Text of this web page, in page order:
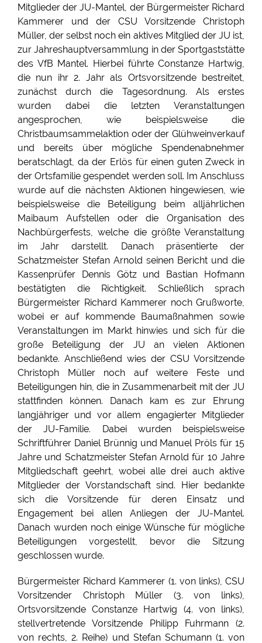
Mitglieder der JU-Mantel, der Bürgermeister Richard
Kammerer und der CSU Vorsitzende Christoph
Müller, der selbst noch ein aktives Mitglied der JU ist,
zur Jahreshauptversammlung in der Sportgaststätte
des VfB Mantel. Hierbei führte Constanze Hartwig,
die nun ihr 2. Jahr als Ortsvorsitzende bestreitet,
zunächst durch die Tagesordnung. Als erstes
wurden dabei die letzten Veranstaltungen
angesprochen, wie beispielsweise die
Christbaumsammelaktion oder der Glühweinverkauf
und bereits über mögliche Spendenabnehmer
beratschlagt, da der Erlös für einen guten Zweck in
der Ortsfamilie gespendet werden soll. Im Anschluss
wurde auf die nächsten Aktionen hingewiesen, wie
beispielsweise die Beteiligung beim alljährlichen
Maibaum Aufstellen oder die Organisation des
Nachbürgerfests, welche die größte Veranstaltung
im Jahr darstellt. Danach präsentierte der
Schatzmeister Stefan Arnold seinen Bericht und die
Kassenprüfer Dennis Götz und Bastian Hofmann
bestätigten die Richtigkeit. Schließlich sprach
Bürgermeister Richard Kammerer noch Grußworte,
wobei er auf kommende Baumaßnahmen sowie
Veranstaltungen im Markt hinwies und sich für die
große Beteiligung der JU an vielen Aktionen
bedankte. Anschließend wies der CSU Vorsitzende
Christoph Müller noch auf weitere Feste und
Beteiligungen hin, die in Zusammenarbeit mit der JU
stattfinden können. Danach kam es zur Ehrung
langjähriger und vor allem engagierter Mitglieder
der JU-Familie. Dabei wurden beispielsweise
Schriftführer Daniel Brünnig und Manuel Pröls für 15
Jahre und Schatzmeister Stefan Arnold für 10 Jahre
Mitgliedschaft geehrt, wobei alle drei auch aktive
Mitglieder der Vorstandschaft sind. Hier bedankte
sich die Vorsitzende für deren Einsatz und
Engagement bei allen Anliegen der JU-Mantel.
Danach wurden noch einige Wünsche für mögliche
Beteiligungen vorgestellt, bevor die Sitzung
geschlossen wurde.
Bürgermeister Richard Kammerer (1. von links), CSU
Vorsitzender Christoph Müller (3. von links),
Ortsvorsitzende Constanze Hartwig (4. von links),
stellvertretende Vorsitzende Philipp Fuhrmann (2.
von rechts, 2. Reihe) und Stefan Schumann (1. von